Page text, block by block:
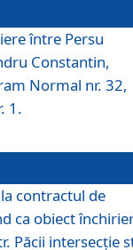
între Persu
Constantin,
Normal nr. 32,
1.
contractul de
ca obiect
Păcii intersecție